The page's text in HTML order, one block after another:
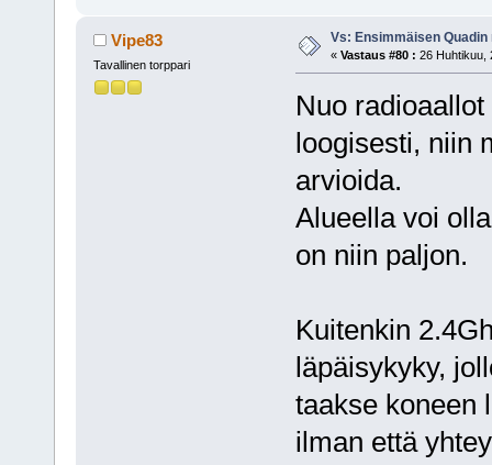
Vipe83
Tavallinen torppari
Vs: Ensimmäisen
« Vastaus #80 : 26 Huhtikuu,
Nuo
loogisesti, niin
arvioida.
Alueella voi
on niin paljon.
Kuitenkin
läpäisykyky,
taakse koneen
ilman että